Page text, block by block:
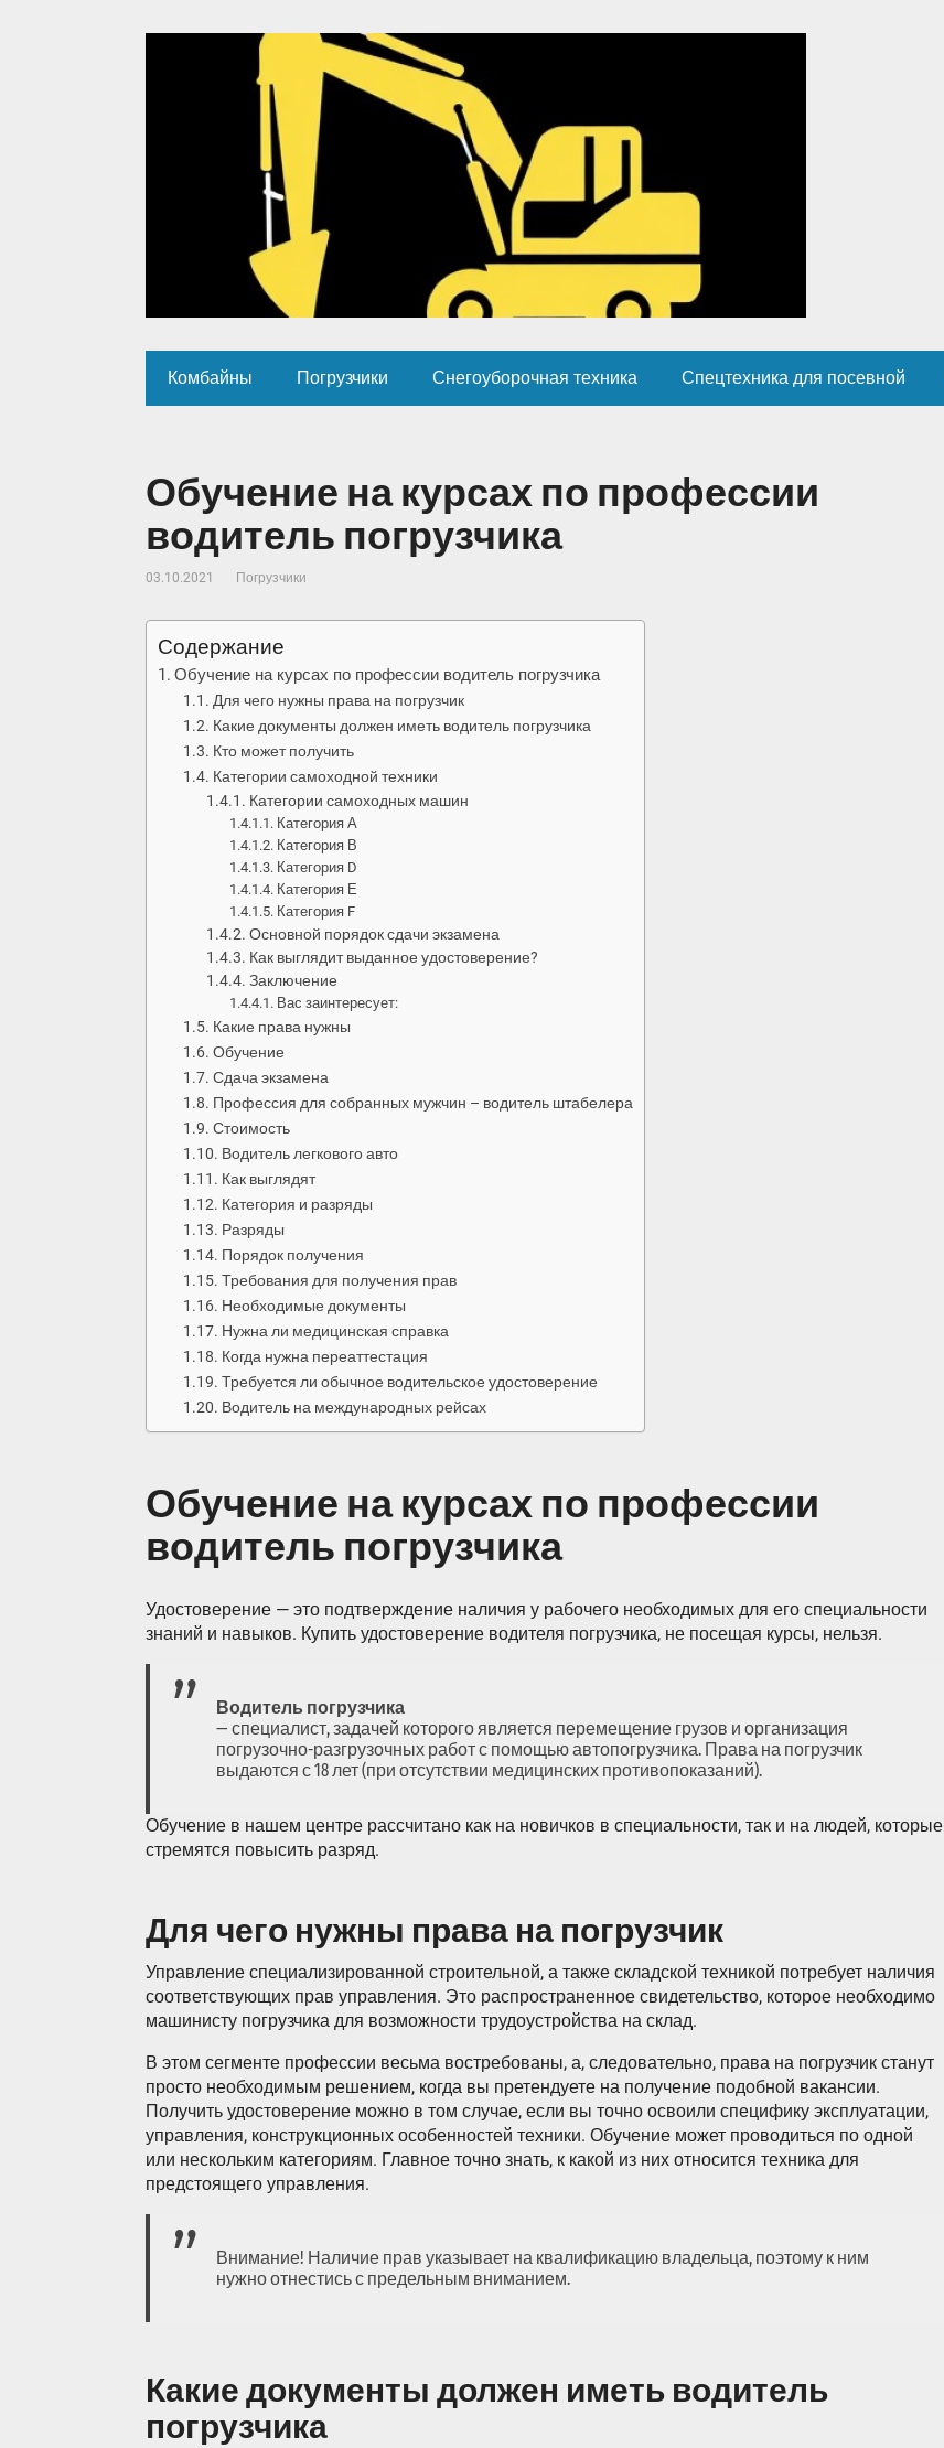
Комбайны Погрузчики Снегоуборочная техника Спецтехника для посевной
Обучение на курсах по профессии
водитель погрузчика
03.10.2021 Погрузчики
Содержание
Обучение на курсах по профессии водитель погрузчика
Для чего нужны права на погрузчик
Какие документы должен иметь водитель погрузчика
Кто может получить
Категории самоходной техники
Категории самоходных машин
Категория А
Категория В
Категория D
Категория Е
Категория F
Основной порядок сдачи экзамена
Как выглядит выданное удостоверение?
Заключение
Вас заинтересует:
Какие права нужны
Обучение
Сдача экзамена
Профессия для собранных мужчин – водитель штабелера
Стоимость
Водитель легкового авто
Как выглядят
Категория и разряды
Разряды
Порядок получения
Требования для получения прав
Необходимые документы
Нужна ли медицинская справка
Когда нужна переаттестация
Требуется ли обычное водительское удостоверение
Водитель на международных рейсах
Обучение на курсах по профессии
водитель погрузчика
Удостоверение — это подтверждение наличия у рабочего необходимых для его специальности
знаний и навыков. Купить удостоверение водителя погрузчика, не посещая курсы, нельзя.
Водитель погрузчика
— специалист, задачей которого является перемещение грузов и организация
погрузочно-разгрузочных работ с помощью автопогрузчика. Права на погрузчик
выдаются с 18 лет (при отсутствии медицинских противопоказаний).
Обучение в нашем центре рассчитано как на новичков в специальности, так и на людей, которые
стремятся повысить разряд.
Для чего нужны права на погрузчик
Управление специализированной строительной, а также складской техникой потребует наличия
соответствующих прав управления. Это распространенное свидетельство, которое необходимо
машинисту погрузчика для возможности трудоустройства на склад.
В этом сегменте профессии весьма востребованы, а, следовательно, права на погрузчик станут
просто необходимым решением, когда вы претендуете на получение подобной вакансии.
Получить удостоверение можно в том случае, если вы точно освоили специфику эксплуатации,
управления, конструкционных особенностей техники. Обучение может проводиться по одной
или нескольким категориям. Главное точно знать, к какой из них относится техника для
предстоящего управления.
Внимание! Наличие прав указывает на квалификацию владельца, поэтому к ним
нужно отнестись с предельным вниманием.
Какие документы должен иметь водитель
погрузчика